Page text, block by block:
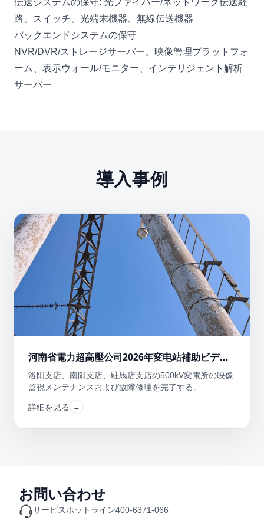
伝送システムの保守: 光ファイバー/ネットワーク伝送経
路、スイッチ、光端末機器、無線伝送機器
バックエンドシステムの保守
NVR/DVR/ストレージサーバー、映像管理プラットフォ
ーム、表示ウォール/モニター、インテリジェント解析
サーバー
導入事例
河南省電力超高壓公司2026年変电站補助ビデオ
モニタリングシステムの保守维护
洛阳支店、南阳支店、駐馬店支店の500kV変電所の映像
監視メンテナンスおよび故障修理を完了する。
詳細を見る →
お問い合わせ
サービスホットライン400-6371-066